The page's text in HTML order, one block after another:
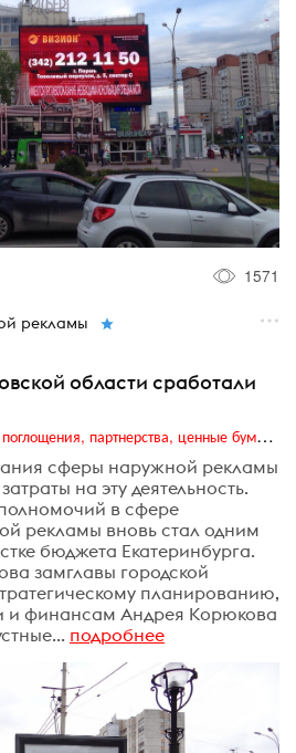
1571
рекламы
области сработали
Бизнес (тендеры, слияния, поглощения, партнерства, ценные бумаги, акционеры, финансы и отчетность)
сферы наружной рекламы
на эту деятельность.
в сфере
рекламы вновь стал одним
бюджета Екатеринбурга.
замглавы городской
планированию,
и финансам Андрея Корюкова
подробнее